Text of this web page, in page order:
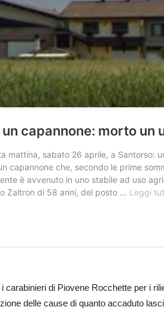
carabinieri di Piovene Rocchette per i
delle cause di quanto accaduto